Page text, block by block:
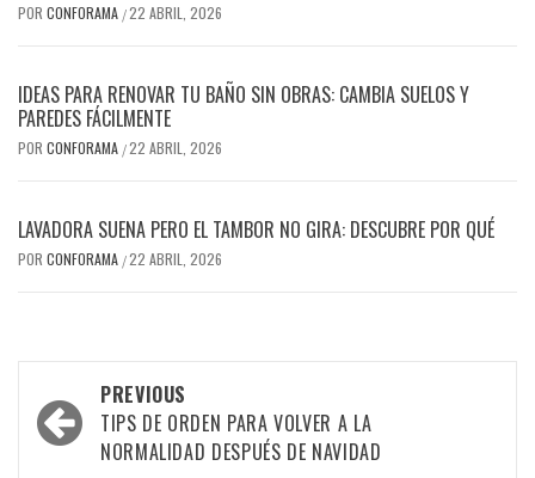
POR CONFORAMA /22 ABRIL, 2026
IDEAS PARA RENOVAR TU BAÑO SIN OBRAS: CAMBIA SUELOS Y
PAREDES FÁCILMENTE
POR CONFORAMA /22 ABRIL, 2026
LAVADORA SUENA PERO EL TAMBOR NO GIRA: DESCUBRE POR QUÉ
POR CONFORAMA /22 ABRIL, 2026
Post
navigation
PREVIOUS
TIPS DE ORDEN PARA VOLVER A LA
NORMALIDAD DESPUÉS DE NAVIDAD